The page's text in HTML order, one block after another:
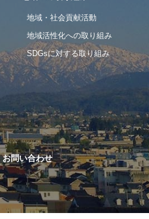
地域・社会貢献活動
地域活性化への取り組み
SDGsに対する取り組み
お問い合わせ